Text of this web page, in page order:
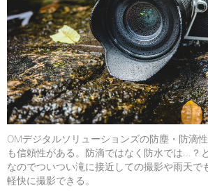
OMデジタルソリューションズの防塵・防滴
も信頼性がある。防滴ではなく防水では…？
なのでついつい滝に接近しての撮影や雨天で
軽快に撮影できる。